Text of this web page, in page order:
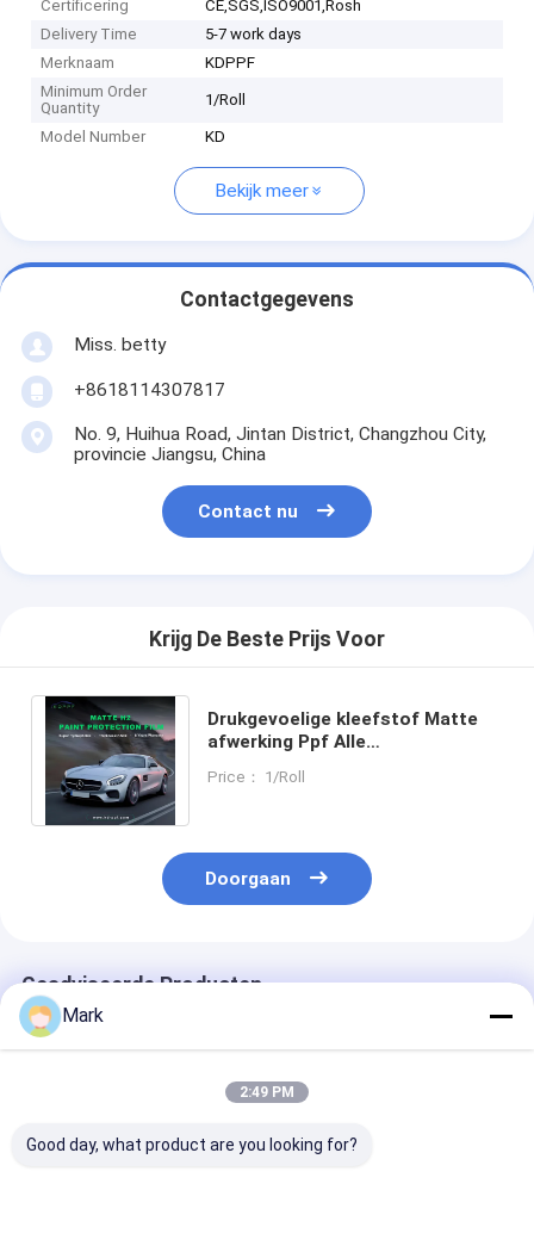
Certificering
CE,SGS,ISO9001,Rosh
Delivery Time
5-7 work days
Merknaam
KDPPF
Minimum Order
Quantity
1/Roll
Model Number KD
Bekijk meer
Contactgegevens
Miss. betty
+8618114307817
No. 9, Huihua Road, Jintan District, Changzhou City,
provincie Jiangsu, China
Contact nu
Krijg De Beste Prijs Voor
Drukgevoelige kleefstof Matte
afwerking Ppf Alle
Temperatuurbestendig
Price： 1/Roll
Doorgaan
Geadviseerde Producten
Mark
2:49 PM
Good day, what product are you looking for?